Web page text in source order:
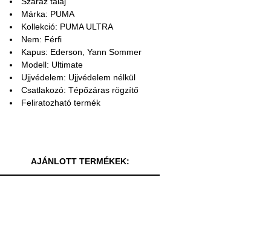
Márka: PUMA
Kollekció: PUMA ULTRA
Nem: Férfi
Kapus: Ederson, Yann Sommer
Modell: Ultimate
Ujjvédelem: Ujjvédelem nélkül
Csatlakozó: Tépőzáras rögzítő
Feliratozható termék
AJÁNLOTT TERMÉKEK: